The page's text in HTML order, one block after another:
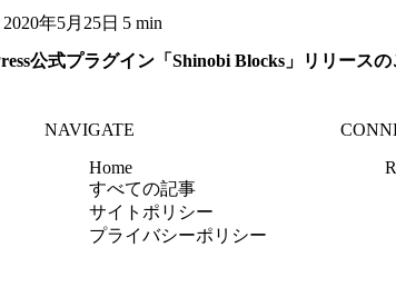
2020年5月25日 5 min
公式プラグイン「Shinobi Blocks」リリースの
NAVIGATE
Home
すべての記事
サイトポリシー
プライバシーポリシー